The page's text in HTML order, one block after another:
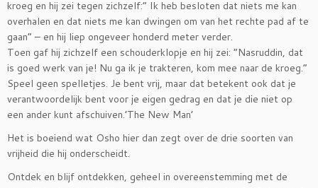
kroeg en hij zei tegen zichzelf:” Ik heb besloten dat niets me kan
overhalen en dat niets me kan dwingen om van het rechte pad af te
gaan” – en hij liep ongeveer honderd meter verder.
Toen gaf hij zichzelf een schouderklopje en hij zei: “Nasruddin, dat
is goed werk van je! Nu ga ik je trakteren, kom mee naar de kroeg.”
Speel geen spelletjes. Je bent vrij, maar dat betekent ook dat je
verantwoordelijk bent voor je eigen gedrag en dat je die niet op
een ander kunt afschuiven.’The New Man’
Het is boeiend wat Osho hier dan zegt over de drie soorten van
vrijheid die hij onderscheidt.
Ontdek en blijf ontdekken, geheel in overeenstemming met de